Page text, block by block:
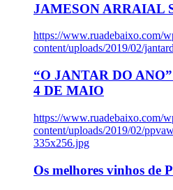
JAMESON ARRAIAL
https://www.ruadebaixo.com/
content/uploads/2019/02/
“O JANTAR DO
4 DE MAIO
https://www.ruadebaixo.com/
content/uploads/2019/02/
335x256.jpg
Os melhores vinhos de